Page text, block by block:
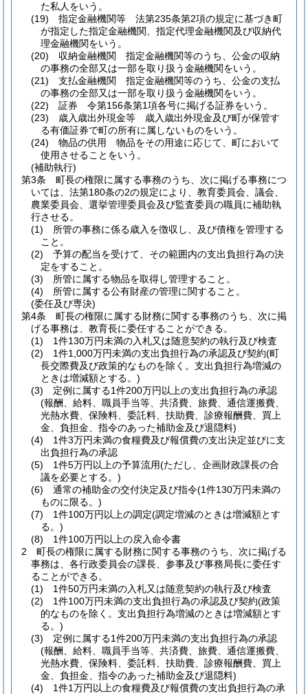
た私人をいう。
(19)
指定金融機関等 法第235条第2項の規定に基づき町
が指定した指定金融機関、指定代理金融機関及び収納代
理金融機関をいう。
(20)
収納金融機関 指定金融機関等のうち、公金の収納
の事務の全部又は一部を取り扱う金融機関をいう。
(21)
支払金融機関 指定金融機関等のうち、公金の支払
の事務の全部又は一部を取り扱う金融機関をいう。
(22)
証券 令第156条第1項各号に掲げる証券をいう。
(23)
歳入歳出外現金等 歳入歳出外現金及び町が保管す
る有価証券で町の所有に属しないものをいう。
(24)
物品の供用 物品をその用途に応じて、町において
使用させることをいう。
(補助執行)
第3条
町長の権限に属する事務のうち、次に掲げる事務につ
いては、法第180条の2の規定により、教育委員会、議会、
農業委員会、選挙管理委員会及び監査委員の職員に補助執
行させる。
(1)
所管の事務に係る歳入を徴収し、及び債権を管理する
こと。
(2)
予算の配当を受けて、その範囲内の支出負担行為の決
定をすること。
(3)
所管に属する物品を取得し管理すること。
(4)
所管に属する公有財産の管理に関すること。
(委任及び専決)
第4条
町長の権限に属する財務に関する事務のうち、次に掲
げる事務は、教育長に委任することができる。
(1)
1件130万円未満の入札又は随意契約の執行及び検査
(2)
1件1,000万円未満の支出負担行為の承認及び契約(町
長交際費及び政策的なものを除く。支出負担行為増減の
ときは増減額とする。)
(3)
定例に属する1件200万円以上の支出負担行為の承認
(報酬、給料、職員手当等、共済費、旅費、通信運搬費、
光熱水費、保険料、委託料、扶助費、診療報酬費、買上
金、負担金、指令のあった補助金及び退隠料)
(4)
1件3万円未満の食糧費及び報償費の支出決定並びに支
出負担行為の承認
(5)
1件5万円以上の予算流用(ただし、企画財政課長の合
議を必要とする。)
(6)
通常の補助金の交付決定及び指令(1件130万円未満の
ものに限る。)
(7)
1件100万円以上の調定(調定増減のときは増減額とす
る。)
(8)
1件100万円以上の戻入命令書
2
町長の権限に属する財務に関する事務のうち、次に掲げる
事務は、各行政委員会の課長、参事及び事務局長に委任す
ることができる。
(1)
1件50万円未満の入札又は随意契約の執行及び検査
(2)
1件100万円未満の支出負担行為の承認及び契約(政策
的なものを除く。支出負担行為増減のときは増減額とす
る。)
(3)
定例に属する1件200万円未満の支出負担行為の承認
(報酬、給料、職員手当等、共済費、旅費、通信運搬費、
光熱水費、保険料、委託料、扶助費、診療報酬費、買上
金、負担金、指令のあった補助金及び退隠料)
(4)
1件1万円以上の食糧費及び報償費の支出負担行為の承